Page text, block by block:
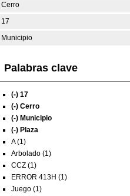
Cerro
17
Municipio
Palabras clave
(-) 17
(-) Cerro
(-) Municipio
(-) Plaza
A (1)
Arbolado (1)
CCZ (1)
ERROR 413H (1)
Juego (1)